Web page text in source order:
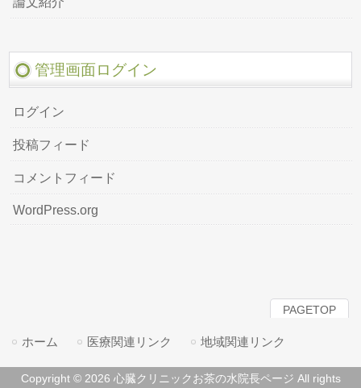
管理画面ログイン
ログイン
投稿フィード
コメントフィード
WordPress.org
PAGETOP
ホーム 医療関連リンク 地域関連リンク
Copyright © 2026 心臓クリニックお茶の水院長ページ All rights